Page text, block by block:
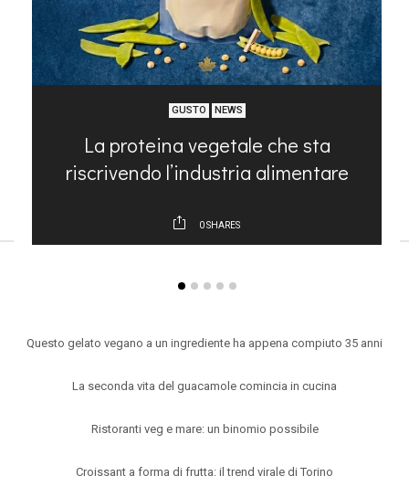
GUSTO NEWS
La proteina vegetale che sta
riscrivendo l’industria alimentare
0SHARES
Questo gelato vegano a un ingrediente ha appena compiuto 35 anni
La seconda vita del guacamole comincia in cucina
Ristoranti veg e mare: un binomio possibile
Croissant a forma di frutta: il trend virale di Torino